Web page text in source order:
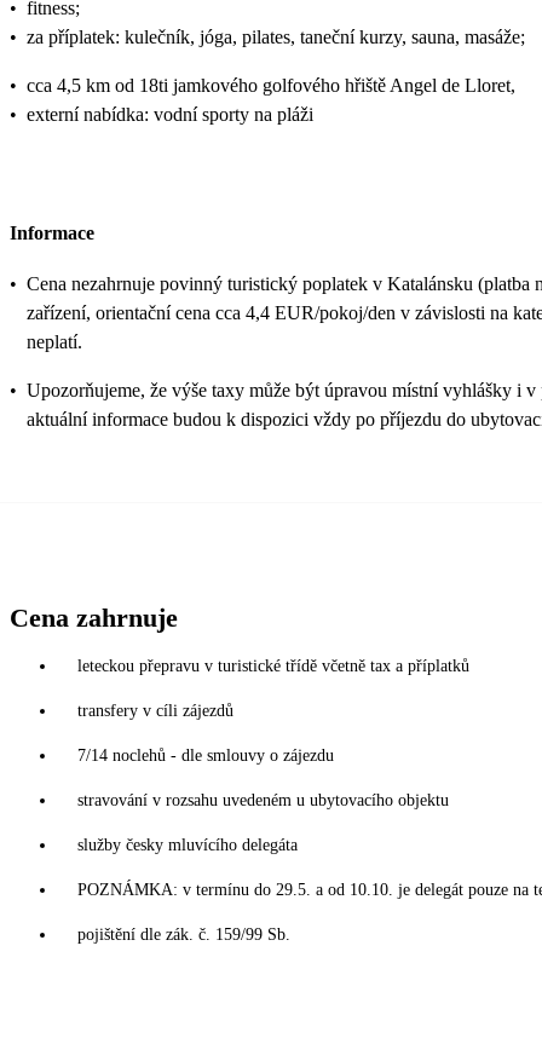
• fitness;
• za příplatek: kulečník, jóga, pilates, taneční kurzy, sauna, masáže;
• cca 4,5 km od 18ti jamkového golfového hřiště Angel de Lloret,
• externí nabídka: vodní sporty na pláži
Informace
• Cena nezahrnuje povinný turistický poplatek v Katalánsku (platba
zařízení, orientační cena cca 4,4 EUR/pokoj/den v závislosti na
neplatí.
• Upozorňujeme, že výše taxy může být úpravou místní vyhlášky i
aktuální informace budou k dispozici vždy po příjezdu do
Cena zahrnuje
leteckou přepravu v turistické třídě včetně tax a příplatků
transfery v cíli zájezdů
7/14 noclehů - dle smlouvy o zájezdu
stravování v rozsahu uvedeném u ubytovacího objektu
služby česky mluvícího delegáta
POZNÁMKA: v termínu do 29.5. a od 10.10. je delegát pouze na
pojištění dle zák. č. 159/99 Sb.